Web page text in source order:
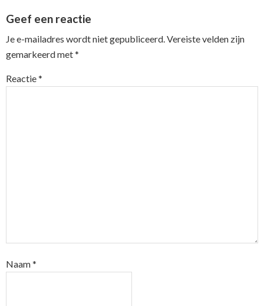
Interactions
Geef een reactie
Je e-mailadres wordt niet gepubliceerd.Vereiste velden zijn
gemarkeerd met*
Reactie*
Naam*